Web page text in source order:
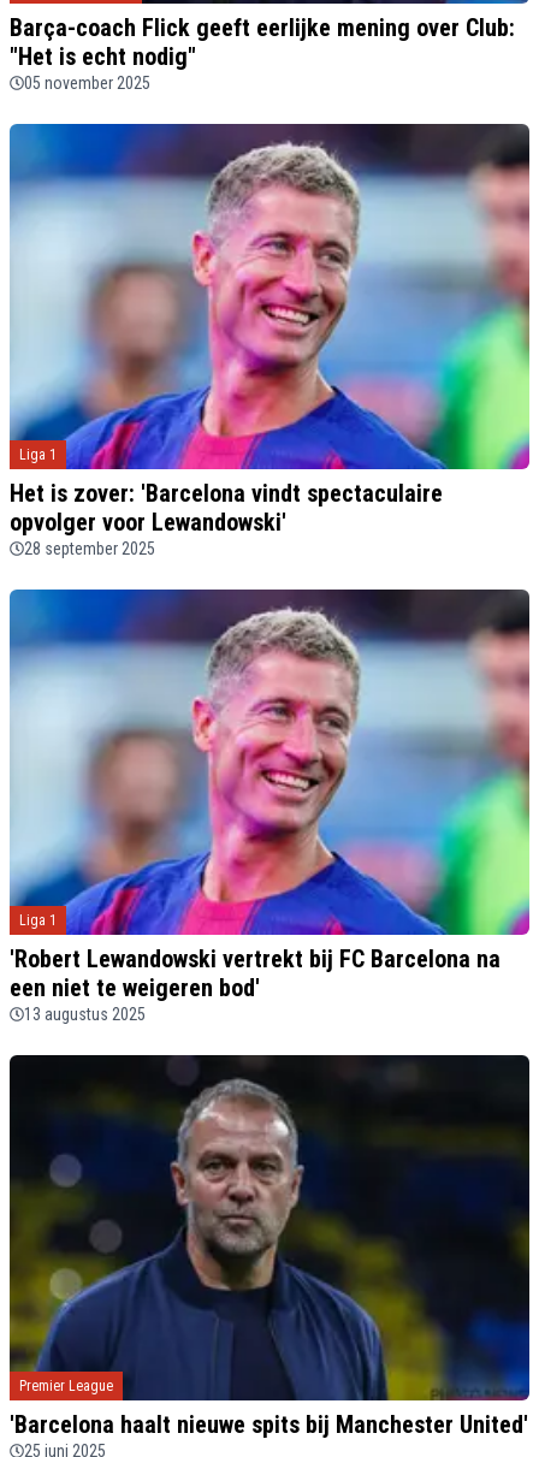
Barça-coach Flick geeft eerlijke mening over Club:
"Het is echt nodig"
05 november 2025
Liga 1
Het is zover: 'Barcelona vindt spectaculaire
opvolger voor Lewandowski'
28 september 2025
Liga 1
'Robert Lewandowski vertrekt bij FC Barcelona na
een niet te weigeren bod'
13 augustus 2025
Premier League
'Barcelona haalt nieuwe spits bij Manchester United'
25 juni 2025